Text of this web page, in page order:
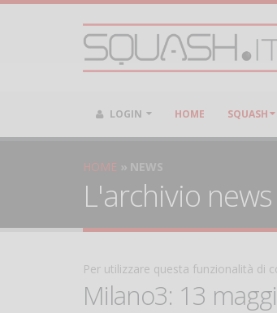
LOGIN HOME SQUASH
HOME NEWS
L'archivio
Per utilizzare questa funzionalità di
Milano3: 13